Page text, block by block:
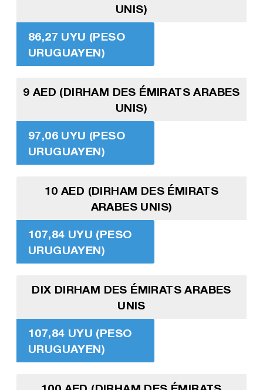
UNIS)
86,27 UYU (PESO
URUGUAYEN)
9 AED (DIRHAM DES ÉMIRATS ARABES
UNIS)
97,06 UYU (PESO
URUGUAYEN)
10 AED (DIRHAM DES ÉMIRATS
ARABES UNIS)
107,84 UYU (PESO
URUGUAYEN)
DIX DIRHAM DES ÉMIRATS ARABES
UNIS
107,84 UYU (PESO
URUGUAYEN)